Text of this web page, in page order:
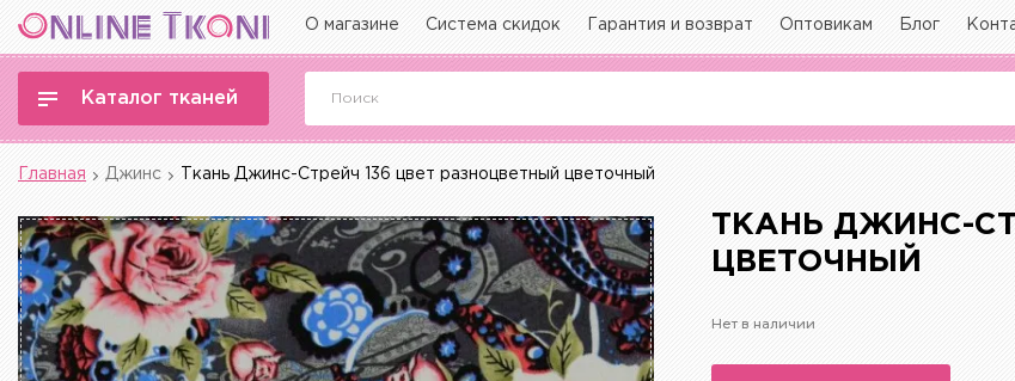
О магазине Система скидок Гарантия и возврат Оптовикам Блог
Каталог тканей
Главная Джинс Ткань Джинс-Стрейч 136 цвет разноцветный цветочный
ТКАНЬ ДЖИНС-
ЦВЕТОЧНЫЙ
Нет в наличии